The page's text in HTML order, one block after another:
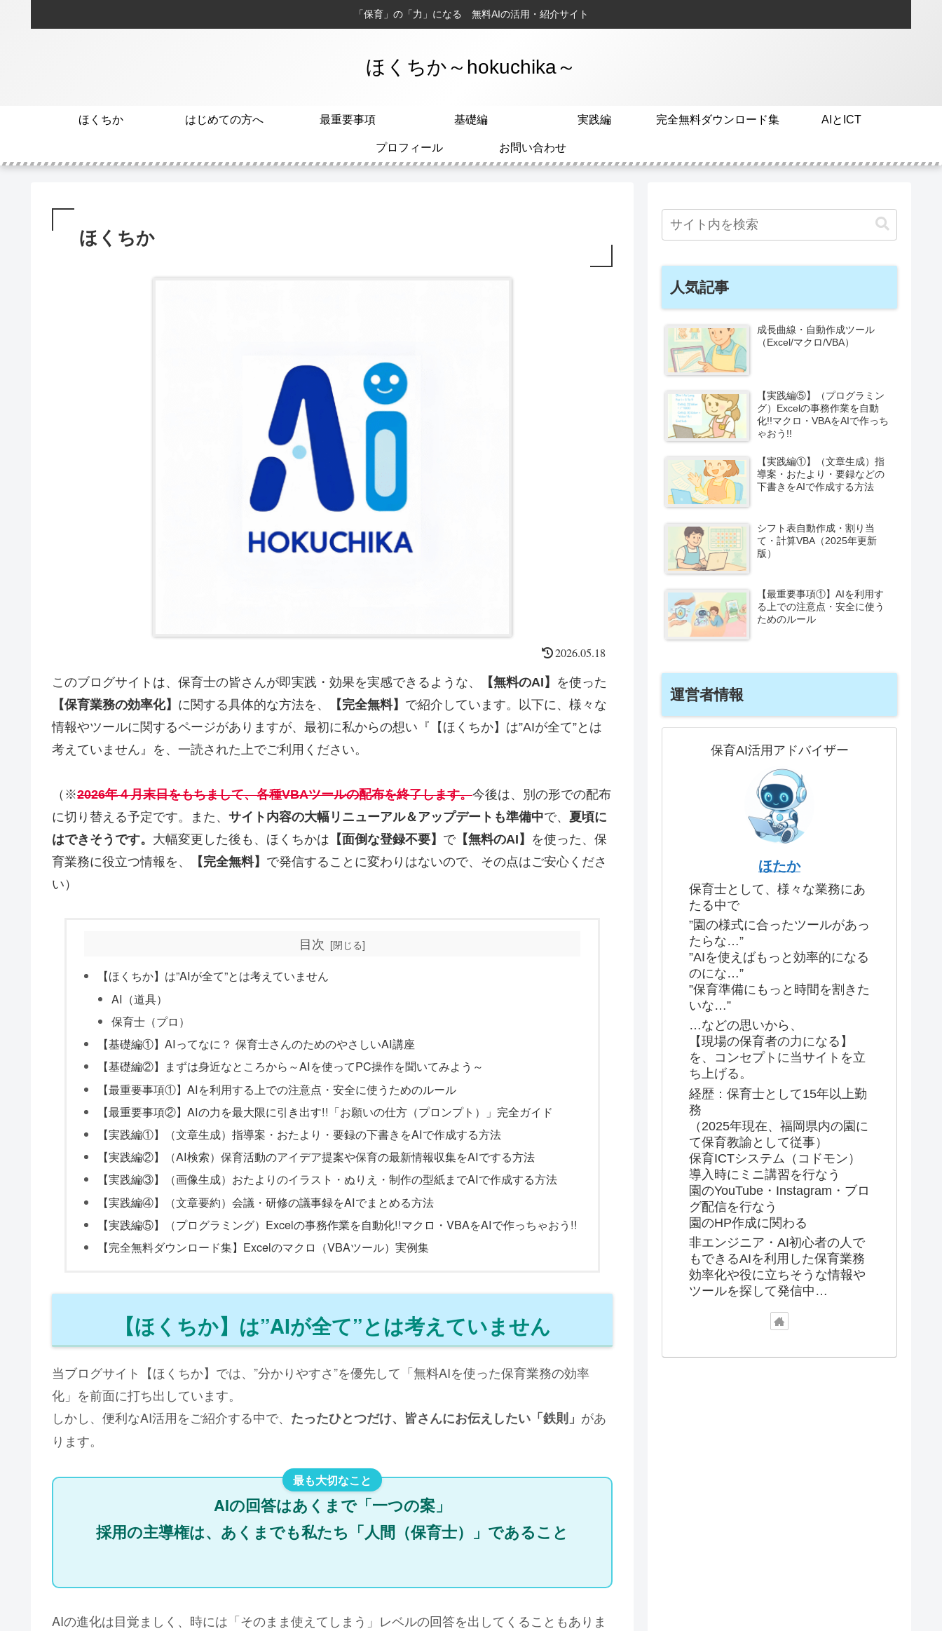
「保育」の「力」になる 無料AIの活用・紹介サイト
ほくちか～hokuchika～
ほくちか はじめての方へ 最重要事項 基礎編 実践編 完全無料ダウンロード集 AIとICT
プロフィール お問い合わせ
ほくちか
2026.05.18
このブログサイトは、保育士の皆さんが即実践・効果を実感できるような、 【無料のAI】 を使った
【保育業務の効率化】 に関する具体的な方法を、 【完全無料】 で紹介しています。以下に、様々な
情報やツールに関するページがありますが、最初に私からの想い『【ほくちか】は”AIが全て”とは
考えていません』を、一読された上でご利用ください。
（※2026年４月末日をもちまして、各種VBAツールの配布を終了します。今後は、別の形での配布
に切り替える予定です。また、 サイト内容の大幅リニューアル＆アップデートも準備中で、 夏頃に
はできそうです。 大幅変更した後も、ほくちかは 【面倒な登録不要】 で【無料のAI】 を使った、保
育業務に役立つ情報を、
【完全無料】 で発信することに変わりはないので、その点はご安心くださ
い）
目次
【ほくちか】は”AIが全て”とは考えていません
AI（道具）
保育士（プロ）
【基礎編①】AIってなに？ 保育士さんのためのやさしいAI講座
【基礎編②】まずは身近なところから～AIを使ってPC操作を聞いてみよう～
【最重要事項①】AIを利用する上での注意点・安全に使うためのルール
【最重要事項②】AIの力を最大限に引き出す!!「お願いの仕方（プロンプト）」完全ガイド
【実践編①】（文章生成）指導案・おたより・要録の下書きをAIで作成する方法
【実践編②】（AI検索）保育活動のアイデア提案や保育の最新情報収集をAIでする方法
【実践編③】（画像生成）おたよりのイラスト・ぬりえ・制作の型紙までAIで作成する方法
【実践編④】（文章要約）会議・研修の議事録をAIでまとめる方法
【実践編⑤】（プログラミング）Excelの事務作業を自動化!!マクロ・VBAをAIで作っちゃおう!!
【完全無料ダウンロード集】Excelのマクロ（VBAツール）実例集
【ほくちか】は”AIが全て”とは考えていません
当ブログサイト【ほくちか】では、”分かりやすさ”を優先して「無料AIを使った保育業務の効率
化」を前面に打ち出しています。
しかし、便利なAI活用をご紹介する中で、 たったひとつだけ、皆さんにお伝えしたい「鉄則」 があ
ります。
AIの回答はあくまで「一つの案」
採用の主導権は、あくまでも私たち「人間（保育士）」であること
AIの進化は目覚ましく、時には「そのまま使えてしまう」レベルの回答を出してくることもありま
人気記事
成長曲線・自動作成ツール
（Excel/マクロ/VBA）
【実践編⑤】（プログラミン
グ）Excelの事務作業を自動
化!!マクロ・VBAをAIで作っち
ゃおう!!
【実践編①】（文章生成）指
導案・おたより・要録などの
下書きをAIで作成する方法
シフト表自動作成・割り当
て・計算VBA（2025年更新
版）
【最重要事項①】AIを利用す
る上での注意点・安全に使う
ためのルール
運営者情報
保育AI活用アドバイザー
ほたか
保育士として、様々な業務にあ
たる中で
”園の様式に合ったツールがあっ
たらな…”
”AIを使えばもっと効率的になる
のにな…”
”保育準備にもっと時間を割きた
いな…”
…などの思いから、
【現場の保育者の力になる】
を、コンセプトに当サイトを立
ち上げる。
経歴：保育士として15年以上勤
務
（2025年現在、福岡県内の園に
て保育教諭として従事）
保育ICTシステム（コドモン）
導入時にミニ講習を行なう
園のYouTube・Instagram・ブロ
グ配信を行なう
園のHP作成に関わる
非エンジニア・AI初心者の人で
もできるAIを利用した保育業務
効率化や役に立ちそうな情報や
ツールを探して発信中…